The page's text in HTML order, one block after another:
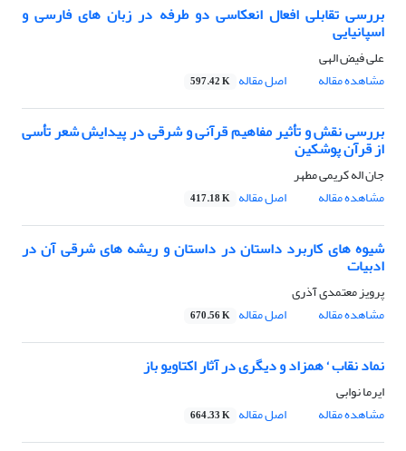
بررسی تقابلی افعال انعکاسی دو طرفه در زبان های فارسی و
اسپانیایی
علی فیض الهی
مشاهده مقاله
اصل مقاله 597.42 K
بررسی نقش و تأثیر مفاهیم قرآنی و شرقی در پیدایش شعر تأسی
از قرآن پوشکین
جان اله کریمی مطهر
مشاهده مقاله
اصل مقاله 417.18 K
شیوه های کاربرد داستان در داستان و ریشه های شرقی آن در
ادبیات
پرویز معتمدی آذری
مشاهده مقاله
اصل مقاله 670.56 K
نماد نقاب ‘ همزاد و دیگری در آثار اکتاویو باز
ایرما نوابی
مشاهده مقاله
اصل مقاله 664.33 K